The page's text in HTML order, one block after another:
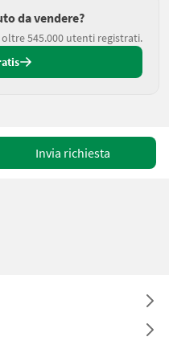
da vendere?
545.000 utenti registrati.
Invia richiesta